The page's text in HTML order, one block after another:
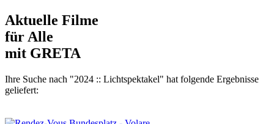
Aktuelle Filme
für Alle
mit GRETA
Ihre Suche nach "2024 :: Lichtspektakel" hat folgende Ergebnisse
geliefert: